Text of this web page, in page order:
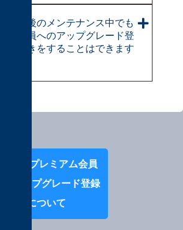
開催後のメンテナンス中でも
ム会員へのアップグレード登
手続きをすることはできます
Prev:プレミアム会員
のアップグレード登録
について